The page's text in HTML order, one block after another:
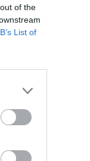
of the
List of